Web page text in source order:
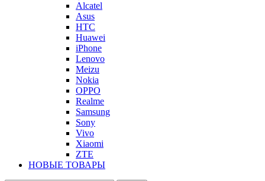
Alcatel
Asus
HTC
Huawei
iPhone
Lenovo
Meizu
Nokia
OPPO
Realme
Samsung
Sony
Vivo
Xiaomi
ZTE
НОВЫЕ ТОВАРЫ